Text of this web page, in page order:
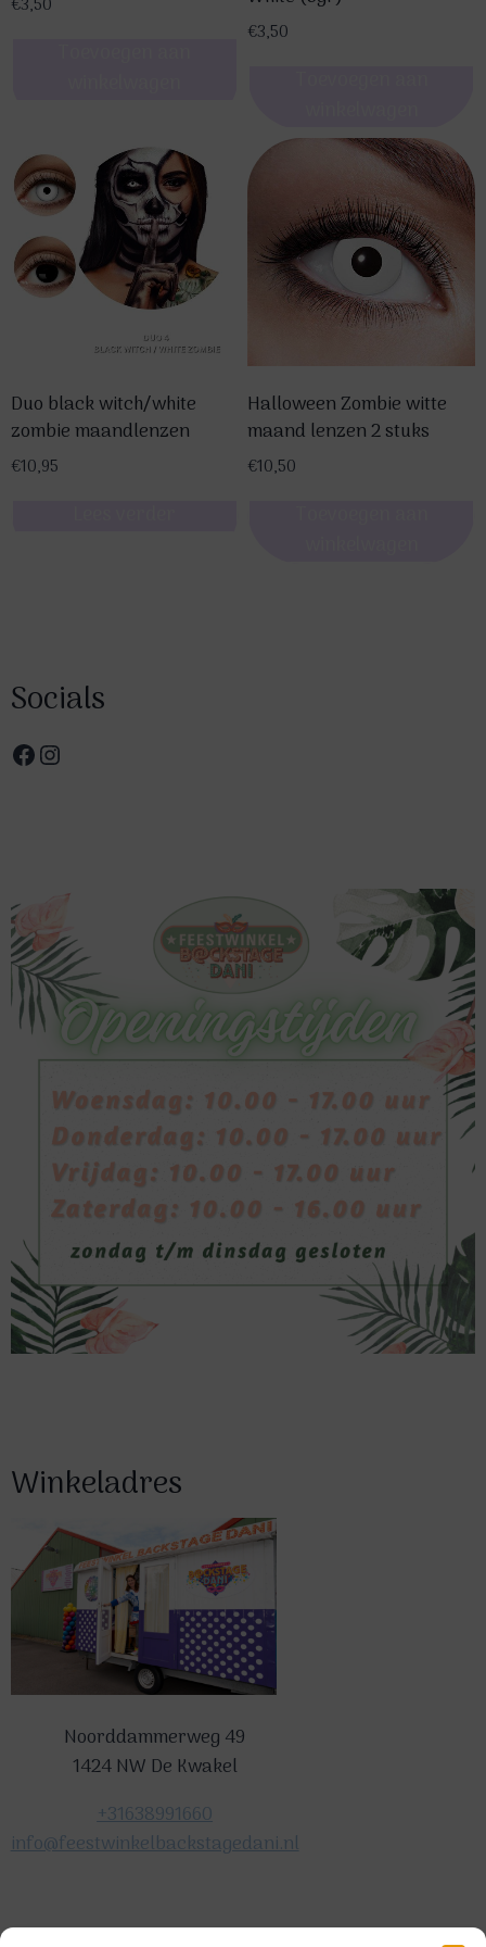
€3,50
Duo black witch/white
zombie maandlenzen
€10,95
Halloween Zombie witte
maand lenzen 2 stuks
€10,50
Socials
Facebook
Instagram
Winkeladres
Noorddammerweg 49
1424 NW De Kwakel
+31638991660
info@feestwinkelbackstagedani.nl